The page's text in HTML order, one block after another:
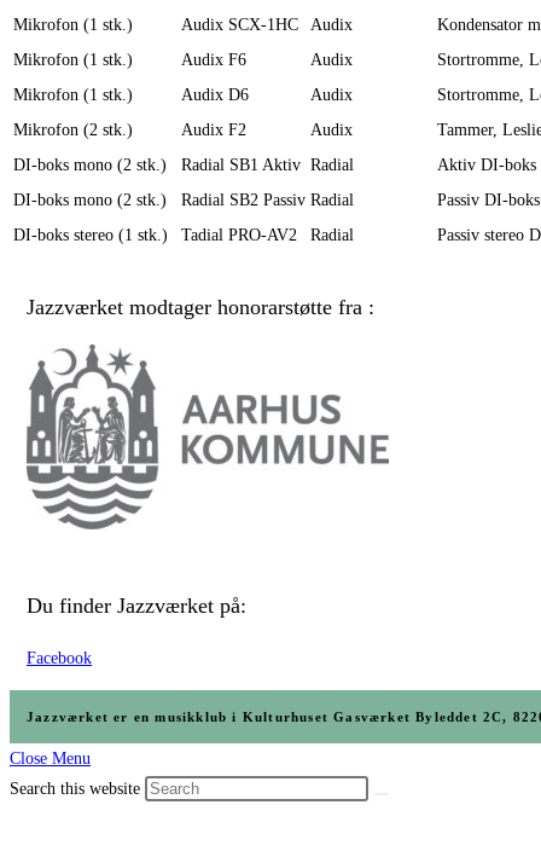
Mikrofon (1 stk.)
Audix SCX-1HC Audix
Kondensator
Mikrofon (1 stk.)
Audix F6 Audix
Stortromme,
Mikrofon (1 stk.)
Audix D6 Audix
Stortromme,
Mikrofon (2 stk.)
Audix F2 Audix
Tammer,
DI-boks mono (2 stk.)
Radial SB1 Aktiv Radial
Aktiv DI-boks
DI-boks mono (2 stk.)
Radial SB2 Passiv Radial
Passiv DI-
DI-boks stereo (1 stk.)
Tadial PRO-AV2 Radial Passiv stereo
Jazzværket modtager honorarstøtte fra :
Du finder Jazzværket på:
Facebook
Jazzværket er en musikklub i Kulturhuset Gasværket Byleddet 2C,
Close Menu
Search this website